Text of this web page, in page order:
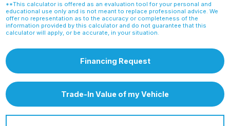
**This calculator is offered as an evaluation tool for your personal and
educational use only and is not meant to replace professional advice. We
offer no representation as to the accuracy or completeness of the
information provided by this calculator and do not guarantee that this
calculator will apply, or be accurate, in your situation.
Financing Request
Trade-In Value of my Vehicle